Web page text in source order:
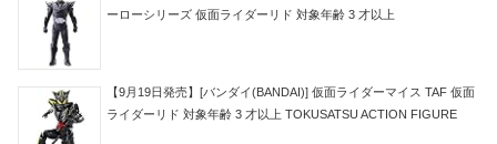
ーローシリーズ 仮面ライダーリド 対象年齢 3 才以上
【9月19日発売】[バンダイ(BANDAI)] 仮面ライダーマイス TAF 仮面
ライダーリド 対象年齢 3 才以上 TOKUSATSU ACTION FIGURE